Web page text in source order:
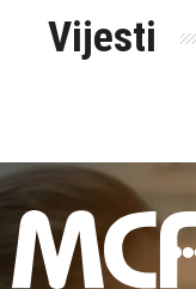
Vijesti